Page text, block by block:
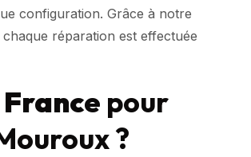
configuration. Grâce à notre
réparation est effectuée
pour
?